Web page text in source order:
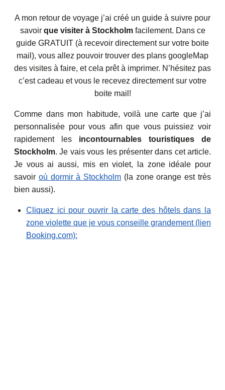
A mon retour de voyage j’ai créé un guide à suivre pour
savoir que visiter à Stockholm facilement. Dans ce
guide GRATUIT (à recevoir directement sur votre boite
mail), vous allez pouvoir trouver des plans googleMap
des visites à faire, et cela prêt à imprimer. N’hésitez pas
c’est cadeau et vous le recevez directement sur votre
boite mail!
Comme dans mon habitude, voilà une carte que j’ai
personnalisée pour vous afin que vous puissiez voir
rapidement les incontournables touristiques de
Stockholm. Je vais vous les présenter dans cet article.
Je vous ai aussi, mis en violet, la zone idéale pour
savoir où dormir à Stockholm (la zone orange est très
bien aussi).
Cliquez ici pour ouvrir la carte des hôtels dans la
zone violette que je vous conseille grandement (lien
Booking.com):